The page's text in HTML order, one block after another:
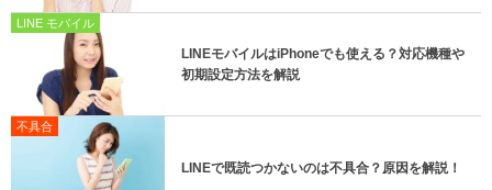
LINE モバイル
LINEモバイルはiPhoneでも使える？対応機種や
初期設定方法を解説
不具合
LINEで既読つかないのは不具合？原因を解説！